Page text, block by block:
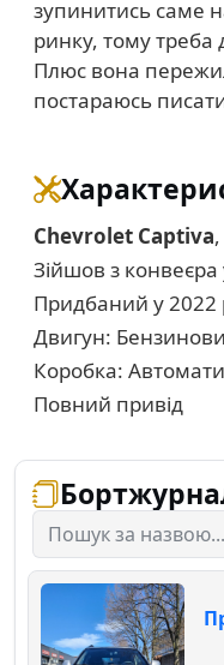
зупинитись саме
ринку, тому треба
Плюс вона
постараюсь
Chevrolet Captiva
Зійшов з конвеєра
Придбаний у 2022
Двигун:
Коробка:
Повний привід